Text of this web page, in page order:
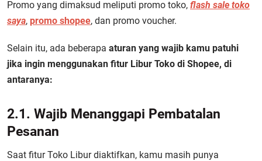
Promo yang dimaksud meliputi promo toko, flash sale toko
saya, promo shopee, dan promo voucher.
Selain itu, ada beberapa aturan yang wajib kamu patuhi
jika ingin menggunakan fitur Libur Toko di Shopee, di
antaranya:
2.1. Wajib Menanggapi Pembatalan
Pesanan
Saat fitur Toko Libur diaktifkan, kamu masih punya